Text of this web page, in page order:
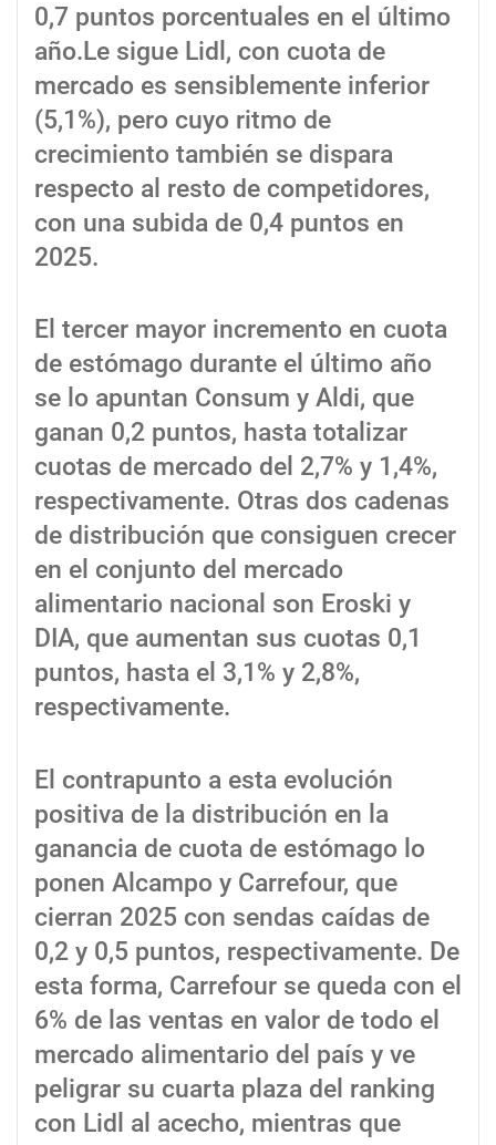
0,7 puntos porcentuales en el último
año.Le sigue Lidl, con cuota de
mercado es sensiblemente inferior
(5,1%), pero cuyo ritmo de
crecimiento también se dispara
respecto al resto de competidores,
con una subida de 0,4 puntos en
2025.
El tercer mayor incremento en cuota
de estómago durante el último año
se lo apuntan Consum y Aldi, que
ganan 0,2 puntos, hasta totalizar
cuotas de mercado del 2,7% y 1,4%,
respectivamente. Otras dos cadenas
de distribución que consiguen crecer
en el conjunto del mercado
alimentario nacional son Eroski y
DIA, que aumentan sus cuotas 0,1
puntos, hasta el 3,1% y 2,8%,
respectivamente.
El contrapunto a esta evolución
positiva de la distribución en la
ganancia de cuota de estómago lo
ponen Alcampo y Carrefour, que
cierran 2025 con sendas caídas de
0,2 y 0,5 puntos, respectivamente. De
esta forma, Carrefour se queda con el
6% de las ventas en valor de todo el
mercado alimentario del país y ve
peligrar su cuarta plaza del ranking
con Lidl al acecho, mientras que